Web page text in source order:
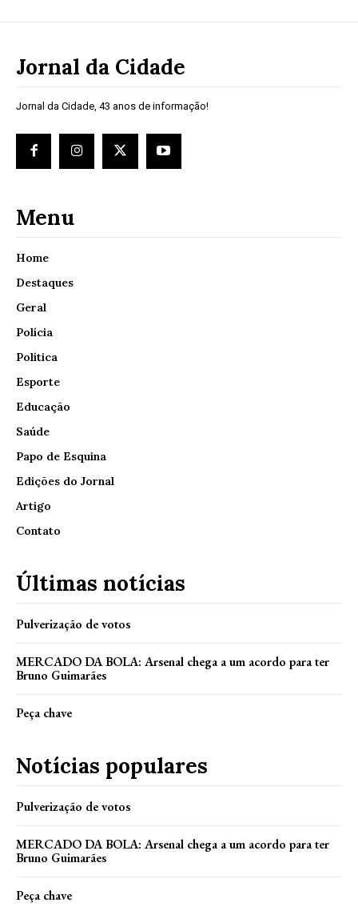
Jornal da Cidade
Jornal da Cidade, 43 anos de informação!
Menu
Home
Destaques
Geral
Polícia
Política
Esporte
Educação
Saúde
Papo de Esquina
Edições do Jornal
Artigo
Contato
Últimas notícias
Pulverização de votos
MERCADO DA BOLA: Arsenal chega a um acordo para ter
Bruno Guimarães
Peça chave
Notícias populares
Pulverização de votos
MERCADO DA BOLA: Arsenal chega a um acordo para ter
Bruno Guimarães
Peça chave